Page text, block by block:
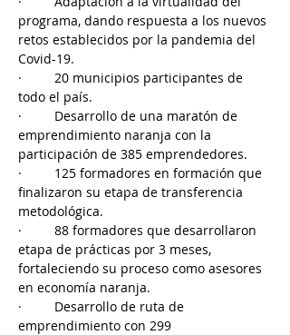
programa, dando respuesta a los nuevos
retos establecidos por la pandemia del
Covid-19.
·         20 municipios participantes de
todo el país.
·         Desarrollo de una maratón de
emprendimiento naranja con la
participación de 385 emprendedores.
·         125 formadores en formación que
finalizaron su etapa de transferencia
metodológica.
·         88 formadores que desarrollaron
etapa de prácticas por 3 meses,
fortaleciendo su proceso como asesores
en economía naranja.
·         Desarrollo de ruta de
emprendimiento con 299